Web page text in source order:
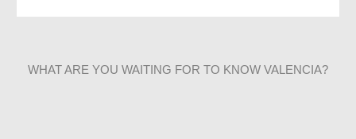
WHAT ARE YOU WAITING FOR TO KNOW VALENCIA?